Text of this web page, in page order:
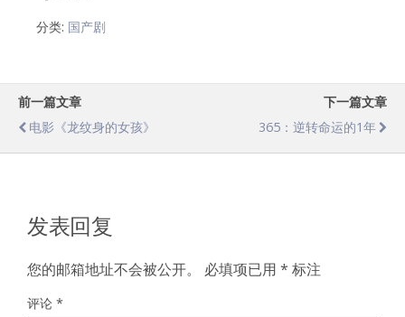
分类: 国产剧
前一篇文章
电影《龙纹身的女孩》
下一篇文章
365：逆转命运的1年
发表回复
您的邮箱地址不会被公开。 必填项已用 * 标注
评论 *